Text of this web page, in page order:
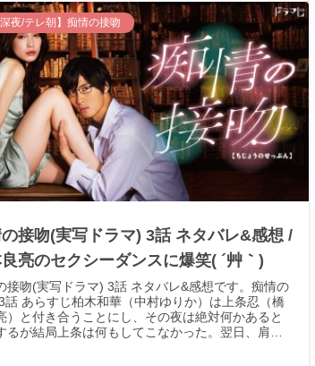
深夜/テレ朝】痴情の接吻
接吻(実写ドラマ) 3話 ネタバレ&感想 /
亮のセクシーダンスに爆笑( ´艸｀)
接吻(実写ドラマ) 3話 ネタバレ&感想です。痴情の
話 あらすじ柏木和華（中村ゆりか）は上条忍（橋
）と付き合うことにし、その夜は絶対何かあると
るが結局上条は何もしてこなかった。翌日、肩透